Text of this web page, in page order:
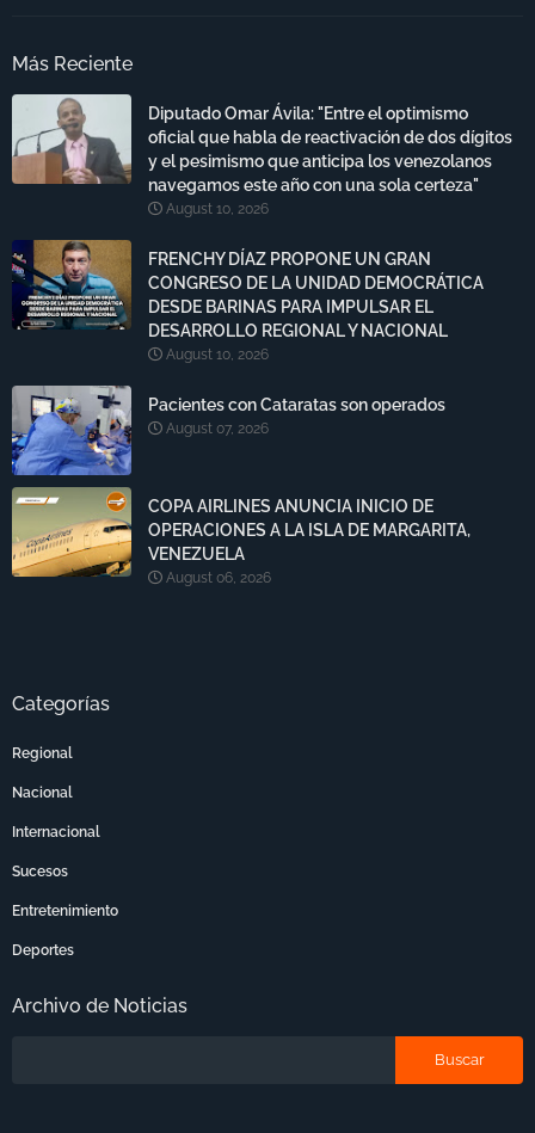
Más Reciente
Diputado Omar Ávila: "Entre el optimismo
oficial que habla de reactivación de dos dígitos
y el pesimismo que anticipa los venezolanos
navegamos este año con una sola certeza"
August 10, 2026
FRENCHY DÍAZ PROPONE UN GRAN
CONGRESO DE LA UNIDAD DEMOCRÁTICA
DESDE BARINAS PARA IMPULSAR EL
DESARROLLO REGIONAL Y NACIONAL
August 10, 2026
Pacientes con Cataratas son operados
August 07, 2026
COPA AIRLINES ANUNCIA INICIO DE
OPERACIONES A LA ISLA DE MARGARITA,
VENEZUELA
August 06, 2026
Categorías
Regional
Nacional
Internacional
Sucesos
Entretenimiento
Deportes
Archivo de Noticias